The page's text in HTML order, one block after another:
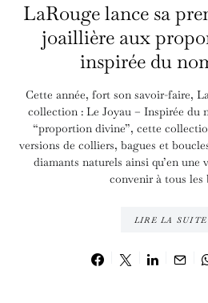
LaRouge lance sa
joaillière aux
inspirée du
Cette année, fort son savoir-faire,
collection : Le Joyau – Inspirée du
“proportion divine”, cette
versions de colliers, bagues et
diamants naturels ainsi qu’en
convenir à tous les
LIRE LA SUITE